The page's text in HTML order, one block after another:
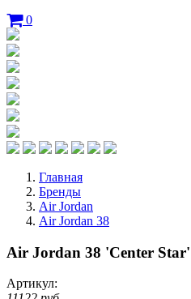
0
Главная
Бренды
Air Jordan
Air Jordan 38
Air Jordan 38 'Center Star'
Артикул: